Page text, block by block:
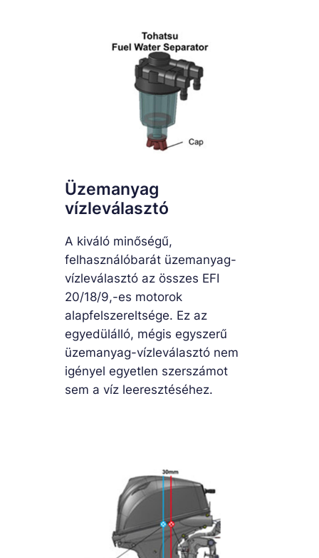
Üzemanyag
vízleválasztó
A kiváló minőségű,
felhasználóbarát üzemanyag-
vízleválasztó az összes EFI
20/18/9,-es motorok
alapfelszereltsége. Ez az
egyedülálló, mégis egyszerű
üzemanyag-vízleválasztó nem
igényel egyetlen szerszámot
sem a víz leeresztéséhez.